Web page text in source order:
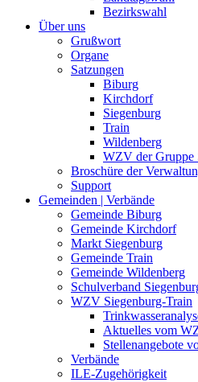
Bezirkswahl
Über uns
Grußwort
Organe
Satzungen
Biburg
Kirchdorf
Siegenburg
Train
Wildenberg
WZV der Gruppe
Broschüre der
Support
Gemeinden | Verbände
Gemeinde Biburg
Gemeinde Kirchdorf
Markt Siegenburg
Gemeinde Train
Gemeinde Wildenberg
Schulverband
WZV Siegenburg-Train
Aktuelles vom
Stellenangebote
Verbände
ILE-Zugehörigkeit